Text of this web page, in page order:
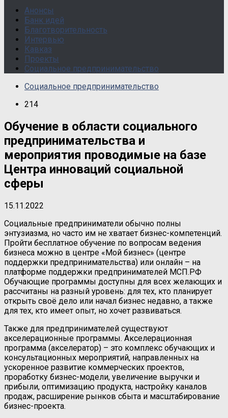
Анонсы
Банк идей
Благотворительность
Интервью
Кавказ
Проекты
Социальное предпринимательство
Социальное предпринимательство
214
Обучение в области социального
предпринимательства и
мероприятия проводимые на базе
Центра инноваций социальной
сферы
15.11.2022
Социальные предприниматели обычно полны
энтузиазма, но часто им не хватает бизнес-компетенций.
Пройти бесплатное обучение по вопросам ведения
бизнеса можно в центре «Мой бизнес» (центре
поддержки предпринимательства) или онлайн – на
платформе поддержки предпринимателей МСП.РФ
Обучающие программы доступны для всех желающих и
рассчитаны на разный уровень: для тех, кто планирует
открыть своё дело или начал бизнес недавно, а также
для тех, кто имеет опыт, но хочет развиваться.
Также для предпринимателей существуют
акселерационные программы. Акселерационная
программа (акселератор) – это комплекс обучающих и
консультационных мероприятий, направленных на
ускоренное развитие коммерческих проектов,
проработку бизнес-модели, увеличение выручки и
прибыли, оптимизацию продукта, настройку каналов
продаж, расширение рынков сбыта и масштабирование
бизнес-проекта.